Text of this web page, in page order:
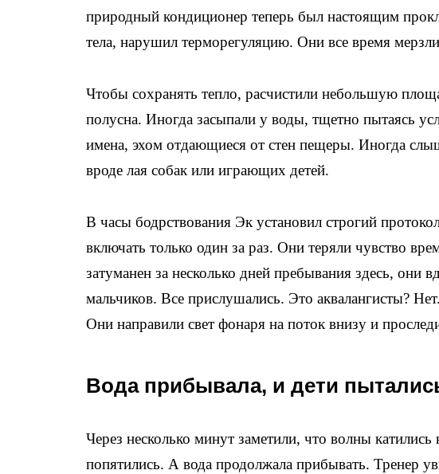
природный кондиционер теперь был настоящим
тела, нарушил терморегуляцию. Они все время
Чтобы сохранять тепло, расчистили небольшую
полусна. Иногда засыпали у воды, тщетно пытаясь
имена, эхом отдающиеся от стен пещеры. Иногда
вроде лая собак или играющих детей.
В часы бодрствования Эк установил строгий
включать только один за раз. Они теряли чувство
затуманен за несколько дней пребывания здесь, они
мальчиков. Все прислушались. Это аквалангисты?
Они направили свет фонаря на поток внизу и
Вода прибывала, и дети
Через несколько минут заметили, что волны
попятились. А вода продолжала прибывать. Тренер